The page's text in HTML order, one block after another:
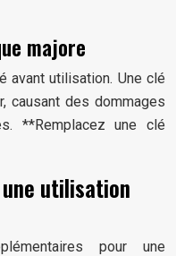
majore
avant utilisation. Une clé
causant des dommages
**Remplacez une clé
utilisation
pour une